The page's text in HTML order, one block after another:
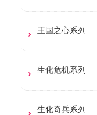
王国之心系列
生化危机系列
生化奇兵系列